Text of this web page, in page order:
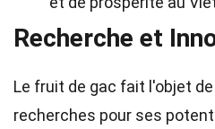
Recherche et
Le fruit de gac fait l'objet
recherches pour ses